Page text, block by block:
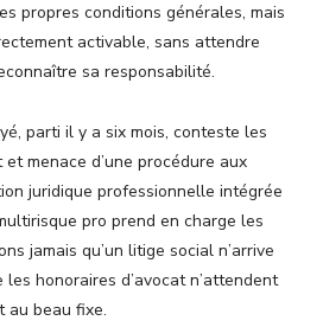
propres conditions générales, mais
activable, sans attendre
sa responsabilité.
parti il y a six mois, conteste les
menace d’une procédure aux
juridique professionnelle intégrée
pro prend en charge les
jamais qu’un litige social n’arrive
honoraires d’avocat n’attendent
au beau fixe.